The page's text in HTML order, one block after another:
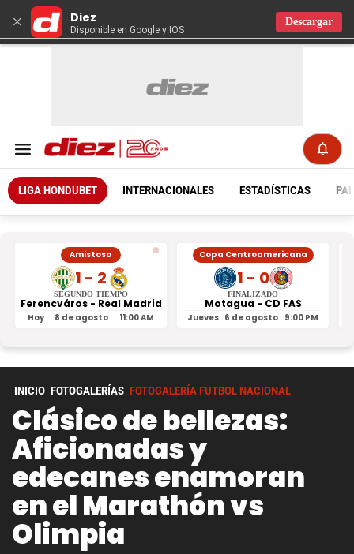
× Diez
Disponible en Google y IOS
Descargar
LIGA HONDUBET INTERNACIONALES ESTADÍSTICAS
Amistoso
1 - 2
SEGUNDO TIEMPO
Ferencváros - Real Madrid
Hoy 8 de agosto 11:00 AM
Copa Centroamericana
1 - 0
FINALIZADO
Motagua - CD FAS
Jueves 6 de agosto 9:00 PM
INICIO FOTOGALERÍAS FOTOGALERÍA FUTBOL NACIONAL
Clásico de bellezas:
Aficionadas y
edecanes enamoran
en el Marathón vs
Olimpia